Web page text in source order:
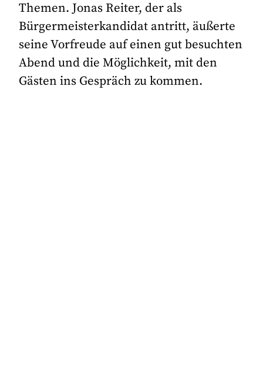
Themen. Jonas Reiter, der als
Bürgermeisterkandidat antritt, äußerte
seine Vorfreude auf einen gut besuchten
Abend und die Möglichkeit, mit den
Gästen ins Gespräch zu kommen.